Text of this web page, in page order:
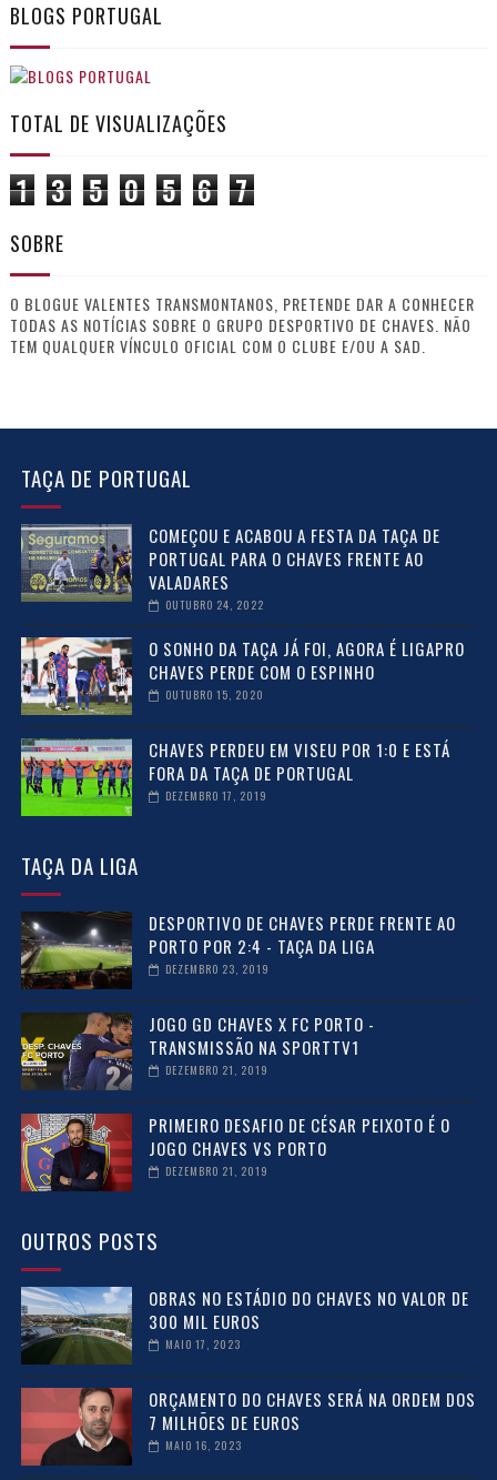
BLOGS PORTUGAL
TOTAL DE VISUALIZAÇÕES
1 3 5 0 5 6 7
SOBRE
O BLOGUE VALENTES TRANSMONTANOS, PRETENDE DAR A CONHECER
TODAS AS NOTÍCIAS SOBRE O GRUPO DESPORTIVO DE CHAVES. NÃO
TEM QUALQUER VÍNCULO OFICIAL COM O CLUBE E/OU A SAD.
TAÇA DE PORTUGAL
COMEÇOU E ACABOU A FESTA DA TAÇA DE
PORTUGAL PARA O CHAVES FRENTE AO
VALADARES
OUTUBRO 24, 2022
O SONHO DA TAÇA JÁ FOI, AGORA É LIGAPRO
CHAVES PERDE COM O ESPINHO
OUTUBRO 15, 2020
CHAVES PERDEU EM VISEU POR 1:0 E ESTÁ
FORA DA TAÇA DE PORTUGAL
DEZEMBRO 17, 2019
TAÇA DA LIGA
DESPORTIVO DE CHAVES PERDE FRENTE AO
PORTO POR 2:4 - TAÇA DA LIGA
DEZEMBRO 23, 2019
JOGO GD CHAVES X FC PORTO -
TRANSMISSÃO NA SPORTTV1
DEZEMBRO 21, 2019
PRIMEIRO DESAFIO DE CÉSAR PEIXOTO É O
JOGO CHAVES VS PORTO
DEZEMBRO 21, 2019
OUTROS POSTS
OBRAS NO ESTÁDIO DO CHAVES NO VALOR DE
300 MIL EUROS
MAIO 17, 2023
ORÇAMENTO DO CHAVES SERÁ NA ORDEM DOS
7 MILHÕES DE EUROS
MAIO 16, 2023